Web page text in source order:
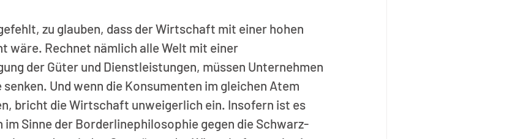
zu glauben, dass der Wirtschaft mit einer hohen
wäre. Rechnet nämlich alle Welt mit einer
der Güter und Dienstleistungen, müssen Unternehmen
Und wenn die Konsumenten im gleichen Atem
bricht die Wirtschaft unweigerlich ein. Insofern ist es
im Sinne der Borderlinephilosophie gegen die Schwarz-